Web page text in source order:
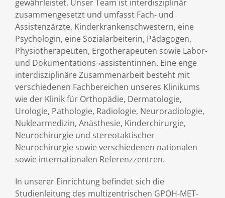
gewährleistet. Unser Team ist interdisziplinär
zusammengesetzt und umfasst Fach- und
Assistenzärzte, Kinderkrankenschwestern, eine
Psychologin, eine Sozialarbeiterin, Pädagogen,
Physiotherapeuten, Ergotherapeuten sowie Labor-
und Dokumentations¬assistentinnen. Eine enge
interdisziplinäre Zusammenarbeit besteht mit
verschiedenen Fachbereichen unseres Klinikums
wie der Klinik für Orthopädie, Dermatologie,
Urologie, Pathologie, Radiologie, Neuroradiologie,
Nuklearmedizin, Anästhesie, Kinderchirurgie,
Neurochirurgie und stereotaktischer
Neurochirurgie sowie verschiedenen nationalen
sowie internationalen Referenzzentren.
In unserer Einrichtung befindet sich die
Studienleitung des multizentrischen GPOH-MET-